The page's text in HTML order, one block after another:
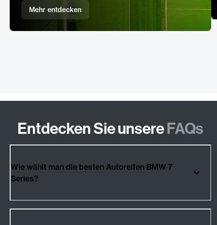
Mehr entdecken
Entdecken Sie unsereFAQs
Wie wählt man die besten Autoreifen BMW 7
Series?